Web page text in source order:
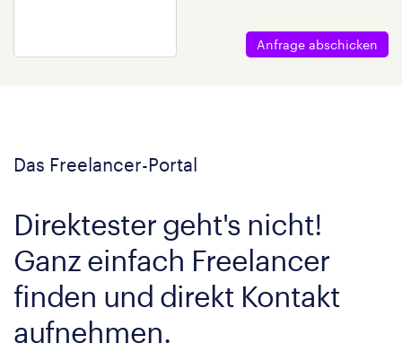
Anfrage abschicken
Das Freelancer-Portal
Direktester geht's nicht!
Ganz einfach Freelancer
finden und direkt Kontakt
aufnehmen.